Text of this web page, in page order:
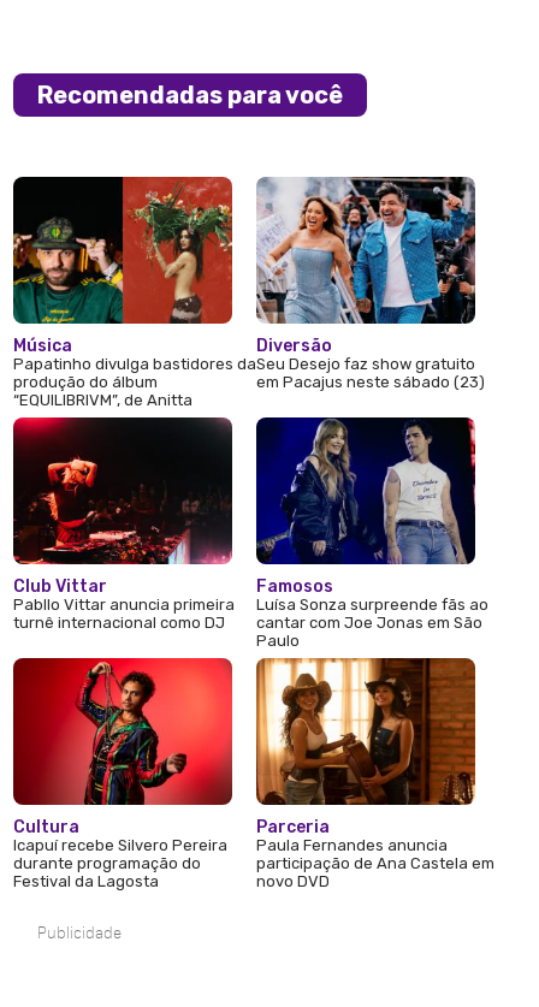
Recomendadas para você
Música
Papatinho divulga bastidores da
produção do álbum
“EQUILIBRIVM”, de Anitta
Club Vittar
Pabllo Vittar anuncia primeira
turnê internacional como DJ
Cultura
Icapuí recebe Silvero Pereira
durante programação do
Festival da Lagosta
Diversão
Seu Desejo faz show gratuito
em Pacajus neste sábado (23)
Famosos
Luísa Sonza surpreende fãs ao
cantar com Joe Jonas em São
Paulo
Parceria
Paula Fernandes anuncia
participação de Ana Castela em
novo DVD
Publicidade